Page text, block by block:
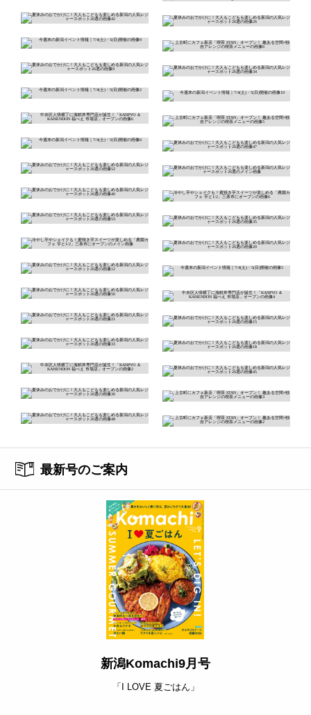
最新号のご案内
新潟Komachi9月号
「I LOVE 夏ごはん」